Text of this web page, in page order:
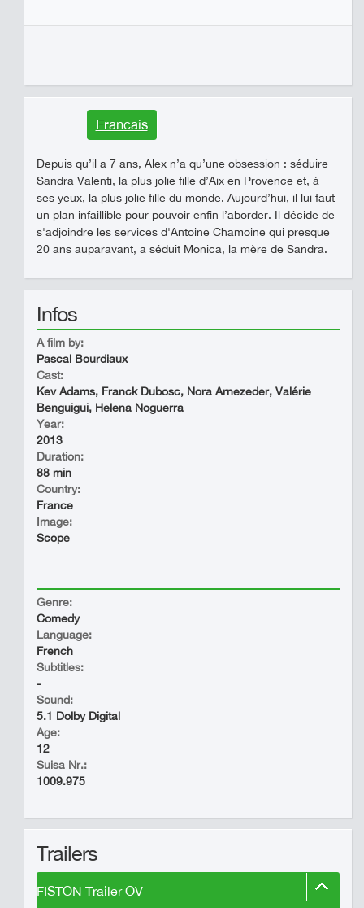
Francais
Depuis qu’il a 7 ans, Alex n’a qu’une obsession : séduire
Sandra Valenti, la plus jolie fille d’Aix en Provence et, à
ses yeux, la plus jolie fille du monde. Aujourd’hui, il lui faut
un plan infaillible pour pouvoir enfin l’aborder. Il décide de
s'adjoindre les services d'Antoine Chamoine qui presque
20 ans auparavant, a séduit Monica, la mère de Sandra.
Infos
A film by:
Pascal Bourdiaux
Cast:
Kev Adams, Franck Dubosc, Nora Arnezeder, Valérie
Benguigui, Helena Noguerra
Year:
2013
Duration:
88 min
Country:
France
Image:
Scope
Genre:
Comedy
Language:
French
Subtitles:
-
Sound:
5.1 Dolby Digital
Age:
12
Suisa Nr.:
1009.975
Trailers
FISTON Trailer OV